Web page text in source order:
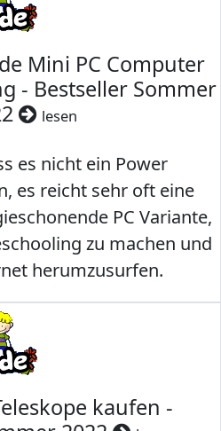
Mini PC Computer
- Bestseller Sommer
lesen
es nicht ein Power
es reicht sehr oft eine
PC Variante,
zu machen und
herumzusurfen.
kaufen -